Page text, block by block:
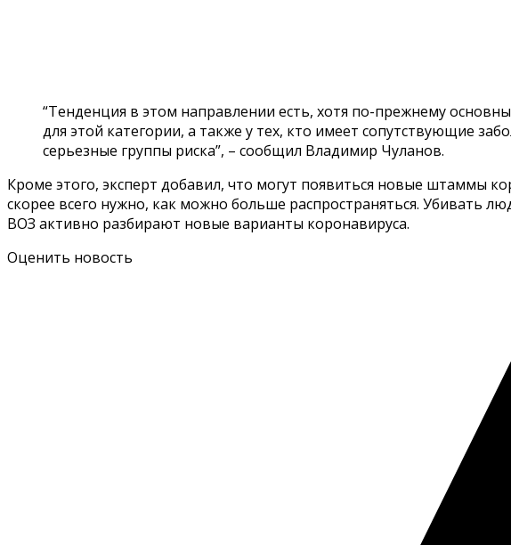
“Тенденция в этом направлении есть, хотя по-прежнему
для этой категории, а также у тех, кто имеет сопутствующие
серьезные группы риска”, – сообщил Владимир Чуланов.
Кроме этого, эксперт добавил, что могут появиться новые штаммы
скорее всего нужно, как можно больше распространяться. Убивать
ВОЗ активно разбирают новые варианты коронавируса.
Оценить новость